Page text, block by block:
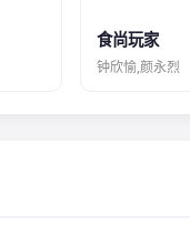
食尚玩家
钟欣愉,颜永烈